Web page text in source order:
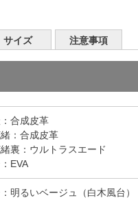
サイズ 注意事項
合成皮革
：合成皮革
裏：ウルトラスエード
EVA
明るいベージュ（白木風台）